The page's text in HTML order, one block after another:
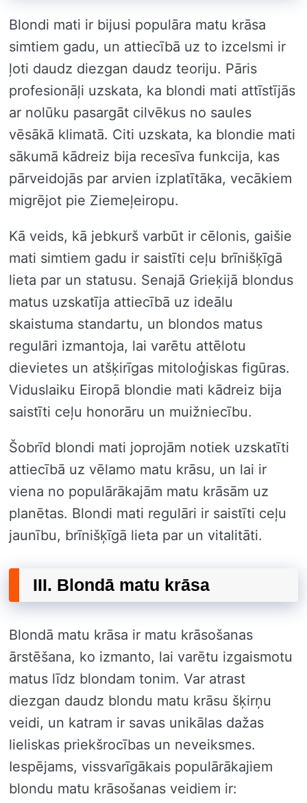
Blondi mati ir bijusi populāra matu krāsa
simtiem gadu, un attiecībā uz to izcelsmi ir
ļoti daudz diezgan daudz teoriju. Pāris
profesionāļi uzskata, ka blondi mati attīstījās
ar nolūku pasargāt cilvēkus no saules
vēsākā klimatā. Citi uzskata, ka blondie mati
sākumā kādreiz bija recesīva funkcija, kas
pārveidojās par arvien izplatītāka, vecākiem
migrējot pie Ziemeļeiropu.
Kā veids, kā jebkurš varbūt ir cēlonis, gaišie
mati simtiem gadu ir saistīti ceļu brīnišķīgā
lieta par un statusu. Senajā Grieķijā blondus
matus uzskatīja attiecībā uz ideālu
skaistuma standartu, un blondos matus
regulāri izmantoja, lai varētu attēlotu
dievietes un atšķirīgas mitoloģiskas figūras.
Viduslaiku Eiropā blondie mati kādreiz bija
saistīti ceļu honorāru un muižniecību.
Šobrīd blondi mati joprojām notiek uzskatīti
attiecībā uz vēlamo matu krāsu, un lai ir
viena no populārākajām matu krāsām uz
planētas. Blondi mati regulāri ir saistīti ceļu
jaunību, brīnišķīgā lieta par un vitalitāti.
III. Blondā matu krāsa
Blondā matu krāsa ir matu krāsošanas
ārstēšana, ko izmanto, lai varētu izgaismotu
matus līdz blondam tonim. Var atrast
diezgan daudz blondu matu krāsu šķirņu
veidi, un katram ir savas unikālas dažas
lieliskas priekšrocības un neveiksmes.
Iespējams, vissvarīgākais populārākajiem
blondu matu krāsošanas veidiem ir: